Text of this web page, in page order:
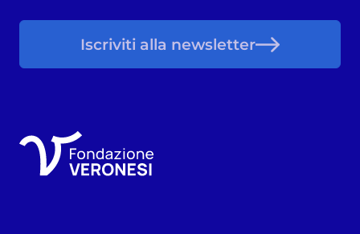
Iscriviti alla newsletter